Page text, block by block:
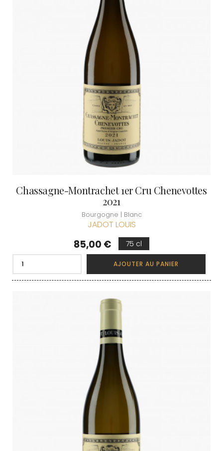
Chassagne-Montrachet 1er Cru Chenevottes
2021
Bourgogne | Blanc
JADOT LOUIS
Prix
85,00 € 75 cl
AJOUTER AU PANIER